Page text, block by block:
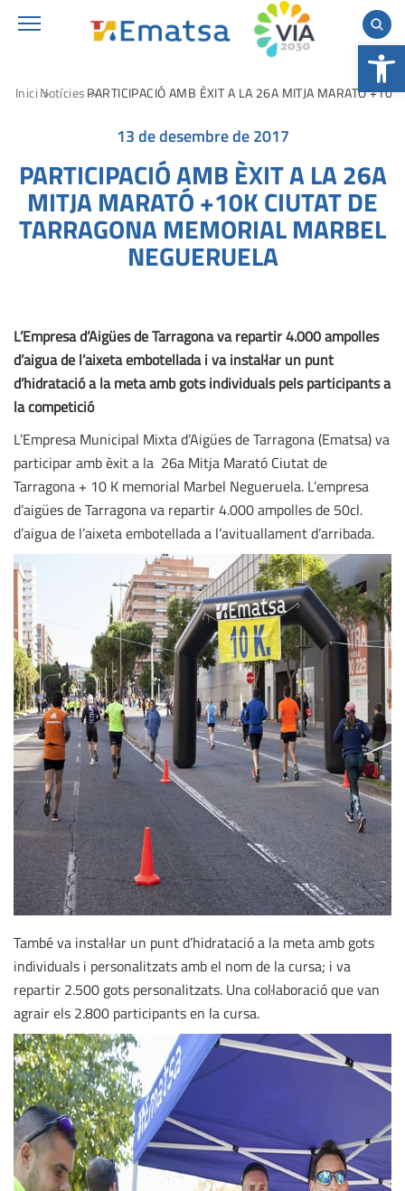
Obre la
IniciNotíciesPARTICIPACIÓ AMB ÈXIT A LA 26A MITJA MARATÓ
13 de desembre de 2017
PARTICIPACIÓ AMB ÈXIT A LA 26A
MITJA MARATÓ +10K CIUTAT DE
TARRAGONA MEMORIAL MARBEL
NEGUERUELA
L’Empresa d’Aigües de Tarragona va repartir 4.000 ampolles
d’aigua de l’aixeta embotellada i va instal·lar un punt
d’hidratació a la meta amb gots individuals pels participants a
la competició
L’Empresa Municipal Mixta d’Aigües de Tarragona (Ematsa) va
participar amb èxit a la 26a Mitja Marató Ciutat de
Tarragona + 10 K memorial Marbel Negueruela. L’empresa
d’aigües de Tarragona va repartir 4.000 ampolles de 50cl.
d’aigua de l’aixeta embotellada a l’avituallament d’arribada.
També va instal·lar un punt d’hidratació a la meta amb gots
individuals i personalitzats amb el nom de la cursa; i va
repartir 2.500 gots personalitzats. Una col·laboració que van
agrair els 2.800 participants en la cursa.